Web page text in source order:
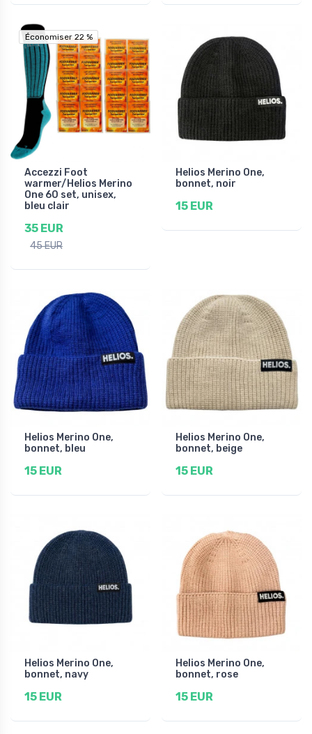
Économiser 22 %
Économiser 22 %
Accezzi Foot
warmer/Helios Merino
One 60 set, unisex,
bleu clair
35 EUR
45 EUR
Helios Merino One,
bonnet, noir
15 EUR
Helios Merino One,
bonnet, bleu
15 EUR
Helios Merino One,
bonnet, beige
15 EUR
Helios Merino One,
bonnet, navy
15 EUR
Helios Merino One,
bonnet, rose
15 EUR